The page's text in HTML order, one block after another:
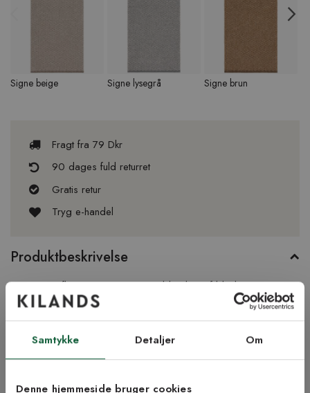
Samtykke Detaljer Om
Denne hjemmeside bruger cookies
Previous
Signe beige Signe lysegrå Signe brun
Fragt fra 79 Dkr
90 dages fuld returret
Gratis retur
Tryg e-handel
Produktbeskrivelse
Signe er et flot tæppe, vævet i en blanding af blødt
bomuldsgarn og slidstærkt plastgarn, som er fremstillet i Sverige.
diskret mønster, der dannes i stoffet i mødet mellem plast- og
bomuldsgarn, men tæppet opfattes som ensfarvet, da
farvenuancerne i garnet ligger tæt på hinanden. Her er Signe i